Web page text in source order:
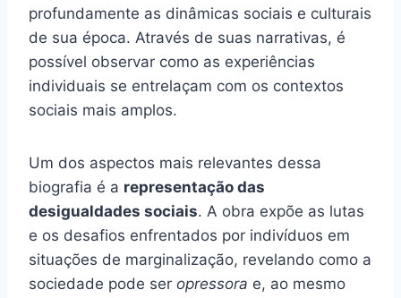
profundamente as dinâmicas sociais e culturais
de sua época. Através de suas narrativas, é
possível observar como as experiências
individuais se entrelaçam com os contextos
sociais mais amplos.
Um dos aspectos mais relevantes dessa
biografia é a representação das
desigualdades sociais. A obra expõe as lutas
e os desafios enfrentados por indivíduos em
situações de marginalização, revelando como a
sociedade pode ser opressora e, ao mesmo